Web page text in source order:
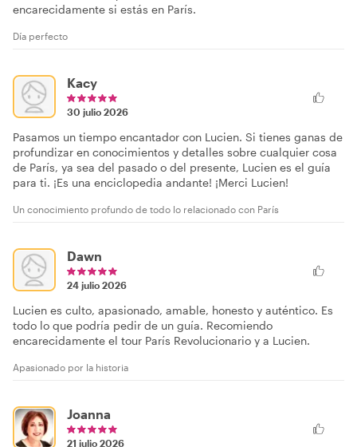
encarecidamente si estás en París.
Día perfecto
Kacy
30 julio 2026
Pasamos un tiempo encantador con Lucien. Si tienes ganas de
profundizar en conocimientos y detalles sobre cualquier cosa
de París, ya sea del pasado o del presente, Lucien es el guía
para ti. ¡Es una enciclopedia andante! ¡Merci Lucien!
Un conocimiento profundo de todo lo relacionado con París
Dawn
24 julio 2026
Lucien es culto, apasionado, amable, honesto y auténtico. Es
todo lo que podría pedir de un guía. Recomiendo
encarecidamente el tour París Revolucionario y a Lucien.
Apasionado por la historia
Joanna
21 julio 2026